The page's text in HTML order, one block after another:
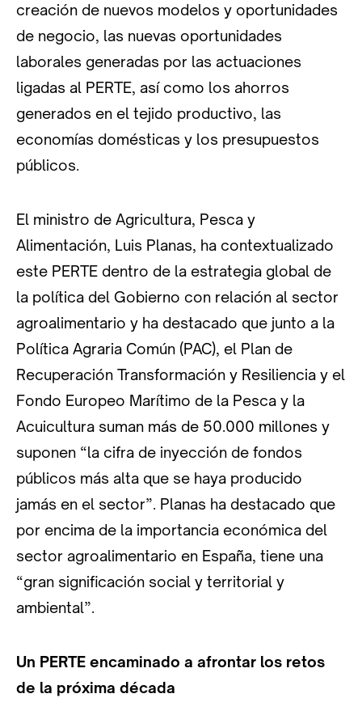
creación de nuevos modelos y oportunidades
de negocio, las nuevas oportunidades
laborales generadas por las actuaciones
ligadas al PERTE, así como los ahorros
generados en el tejido productivo, las
economías domésticas y los presupuestos
públicos.
El ministro de Agricultura, Pesca y
Alimentación, Luis Planas, ha contextualizado
este PERTE dentro de la estrategia global de
la política del Gobierno con relación al sector
agroalimentario y ha destacado que junto a la
Política Agraria Común (PAC), el Plan de
Recuperación Transformación y Resiliencia y el
Fondo Europeo Marítimo de la Pesca y la
Acuicultura suman más de 50.000 millones y
suponen “la cifra de inyección de fondos
públicos más alta que se haya producido
jamás en el sector”. Planas ha destacado que
por encima de la importancia económica del
sector agroalimentario en España, tiene una
“gran significación social y territorial y
ambiental”.
Un PERTE encaminado a afrontar los retos
de la próxima década